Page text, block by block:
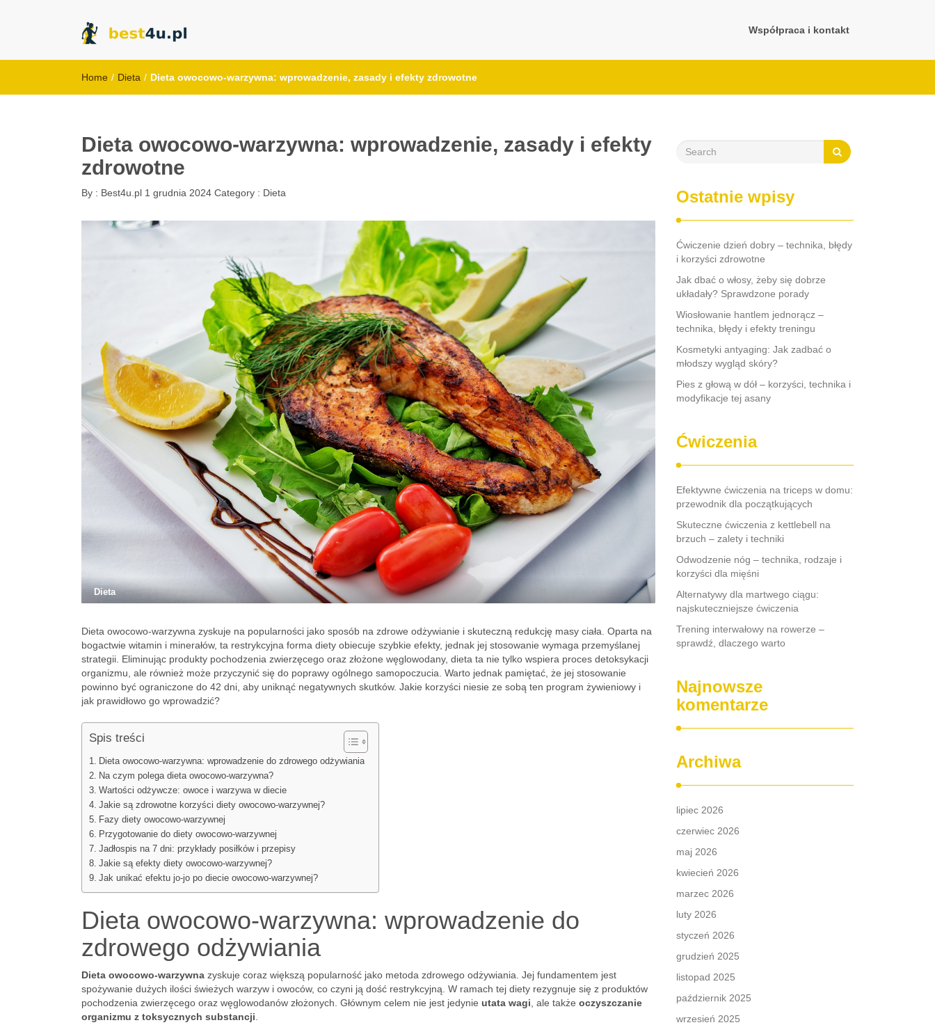
Współpraca i kontakt
Home / Dieta / Dieta owocowo-warzywna: wprowadzenie, zasady i efekty zdrowotne
Dieta owocowo-warzywna: wprowadzenie, zasady i efekty
zdrowotne
By : Best4u.pl 1 grudnia 2024 Category : Dieta
Dieta
Dieta owocowo-warzywna zyskuje na popularności jako sposób na zdrowe odżywianie i skuteczną redukcję masy ciała. Oparta na
bogactwie witamin i minerałów, ta restrykcyjna forma diety obiecuje szybkie efekty, jednak jej stosowanie wymaga przemyślanej
strategii. Eliminując produkty pochodzenia zwierzęcego oraz złożone węglowodany, dieta ta nie tylko wspiera proces detoksykacji
organizmu, ale również może przyczynić się do poprawy ogólnego samopoczucia. Warto jednak pamiętać, że jej stosowanie
powinno być ograniczone do 42 dni, aby uniknąć negatywnych skutków. Jakie korzyści niesie ze sobą ten program żywieniowy i
jak prawidłowo go wprowadzić?
Spis treści
Dieta owocowo-warzywna: wprowadzenie do zdrowego odżywiania
Na czym polega dieta owocowo-warzywna?
Wartości odżywcze: owoce i warzywa w diecie
Jakie są zdrowotne korzyści diety owocowo-warzywnej?
Fazy diety owocowo-warzywnej
Przygotowanie do diety owocowo-warzywnej
Jadłospis na 7 dni: przykłady posiłków i przepisy
Jakie są efekty diety owocowo-warzywnej?
Jak unikać efektu jo-jo po diecie owocowo-warzywnej?
Dieta owocowo-warzywna: wprowadzenie do
zdrowego odżywiania
Dieta owocowo-warzywna zyskuje coraz większą popularność jako metoda zdrowego odżywiania. Jej fundamentem jest
spożywanie dużych ilości świeżych warzyw i owoców, co czyni ją dość restrykcyjną. W ramach tej diety rezygnuje się z produktów
pochodzenia zwierzęcego oraz węglowodanów złożonych. Głównym celem nie jest jedynie utata wagi , ale także oczyszczanie
organizmu z toksycznych substancji
Ostatnie wpisy
Ćwiczenie dzień dobry – technika, błędy
i korzyści zdrowotne
Jak dbać o włosy, żeby się dobrze
układały? Sprawdzone porady
Wiosłowanie hantlem jednorącz –
technika, błędy i efekty treningu
Kosmetyki antyaging: Jak zadbać o
młodszy wygląd skóry?
Pies z głową w dół – korzyści, technika i
modyfikacje tej asany
Ćwiczenia
Efektywne ćwiczenia na triceps w domu:
przewodnik dla początkujących
Skuteczne ćwiczenia z kettlebell na
brzuch – zalety i techniki
Odwodzenie nóg – technika, rodzaje i
korzyści dla mięśni
Alternatywy dla martwego ciągu:
najskuteczniejsze ćwiczenia
Trening interwałowy na rowerze –
sprawdź, dlaczego warto
Najnowsze
komentarze
Archiwa
lipiec 2026
czerwiec 2026
maj 2026
kwiecień 2026
marzec 2026
luty 2026
styczeń 2026
grudzień 2025
listopad 2025
październik 2025
wrzesień 2025